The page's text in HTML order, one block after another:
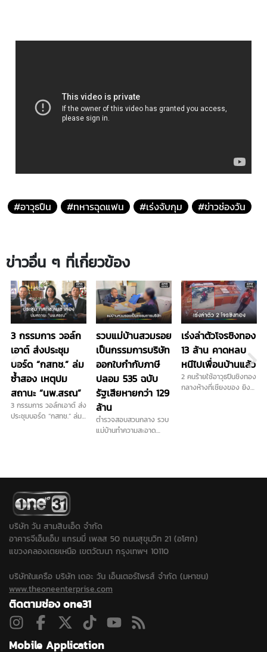
#อาวุธปืน #ทหารฉุดแฟน #เร่งจับกุม #ข่าวช่องวัน
ข่าวอื่น ๆ ที่เกี่ยวข้อง
3 กรรมการ วอล์ก
เอาต์ ส่งประชุม
บอร์ด “กสทช.” ล่ม
ซ้ำสอง เหตุปม
สถานะ “นพ.สรณ”
3 กรรมการ วอล์กเอาต์ ส่ง
ประชุมบอร์ด “กสทช.” ล่ม
รวบแม่บ้านสวมรอย
เป็นกรรมการบริษัท
ออกใบกำกับภาษี
ปลอม 535 ฉบับ
รัฐเสียหายกว่า 129
ล้าน
ตำรวจสอบสวนกลาง รวบ
แม่บ้านทำความสะอาด
เร่งล่าตัวโจรชิงทอง
13 ล้าน คาดหลบ
หนีไปเพื่อนบ้านแล้ว
2 คนร้ายใช้อาวุธปืนชิงทอง
กลางห้างที่เชียงของ ยิง
บริษัท วัน สามสิบเอ็ด จำกัด
อาคารจีเอ็มเอ็ม แกรมมี่ เพลส 50 ถนนสุขุมวิท 21 (อโศก)
แขวงคลองเตยเหนือ เขตวัฒนา กรุงเทพฯ 10110
บริษัทในเครือ บริษัท เดอะ วัน เอ็นเตอร์ไพรส์ จำกัด (มหาชน)
www.theoneenterprise.com
ติดตามช่อง one31
Mobile Application